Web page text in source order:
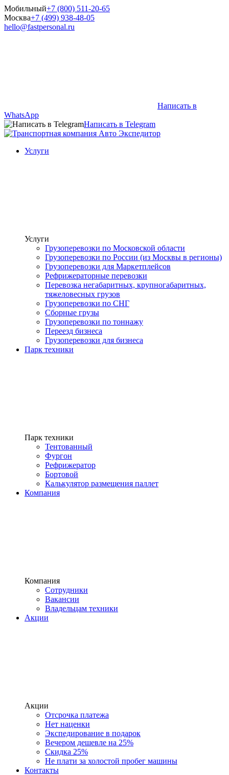
Мобильный+7 (800) 511-20-65
Москва+7 (499) 938-48-05
hello@fastpersonal.ru
Написать в
WhatsApp
Написать в Telegram
Услуги
Услуги
Грузоперевозки по Московской области
Грузоперевозки по России (из Москвы в регионы)
Грузоперевозки для Маркетплейсов
Рефрижераторные перевозки
Перевозка негабаритных, крупногабаритных,
тяжеловесных грузов
Грузоперевозки по СНГ
Сборные грузы
Грузоперевозки по тоннажу
Переезд бизнеса
Грузоперевозки для бизнеса
Парк техники
Парк техники
Тентованный
Фургон
Рефрижератор
Бортовой
Калькулятор размещения паллет
Компания
Компания
Сотрудники
Вакансии
Владельцам техники
Акции
Акции
Отсрочка платежа
Нет наценки
Экспедирование в подарок
Вечером дешевле на 25%
Скидка 25%
Не плати за холостой пробег машины
Контакты